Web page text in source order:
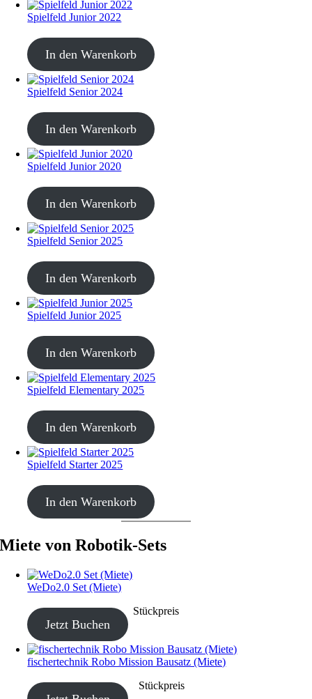
Spielfeld Junior 2022
CHF20.00
In den Warenkorb
Spielfeld Senior 2024
CHF20.00
In den Warenkorb
Spielfeld Junior 2020
CHF20.00
In den Warenkorb
Spielfeld Senior 2025
CHF30.00
In den Warenkorb
Spielfeld Junior 2025
CHF30.00
In den Warenkorb
Spielfeld Elementary 2025
CHF30.00
In den Warenkorb
Spielfeld Starter 2025
CHF30.00
In den Warenkorb
Miete von Robotik-Sets
WeDo2.0 Set (Miete)
CHF20.00–CHF80.00 Stückpreis
Jetzt Buchen
fischertechnik Robo Mission Bausatz (Miete)
CHF40.00–CHF190.00 Stückpreis